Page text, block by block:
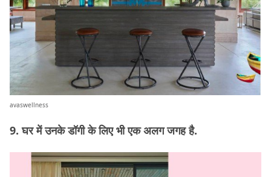
avaswellness
9. घर में उनके डॉगी के लिए भी एक अलग जगह है.